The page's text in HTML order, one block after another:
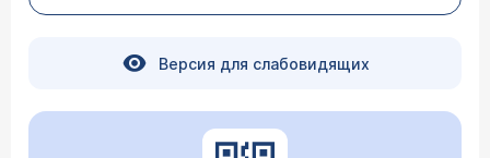
Версия для слабовидящих